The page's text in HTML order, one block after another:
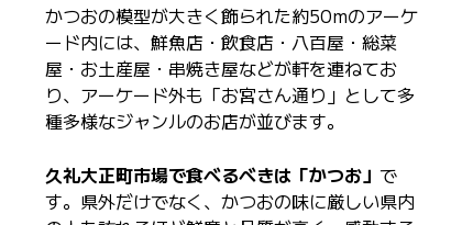
かつおの模型が大きく飾られた約50mのアーケ
ード内には、鮮魚店・飲食店・八百屋・総菜
屋・お土産屋・串焼き屋などが軒を連ねてお
り、アーケード外も「お宮さん通り」として多
種多様なジャンルのお店が並びます。
久礼大正町市場で食べるべきは「かつお」 で
す。県外だけでなく、かつおの味に厳しい県内